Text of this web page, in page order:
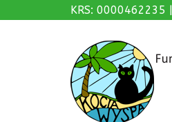
KRS: 0000462235 |